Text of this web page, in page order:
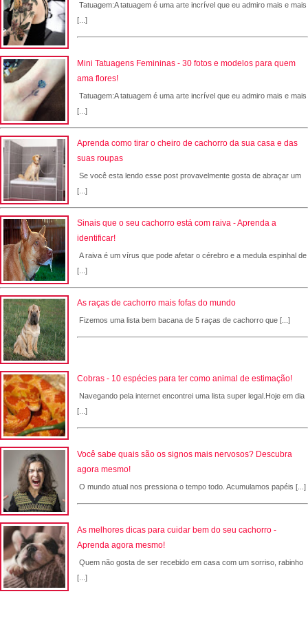
Tatuagem:A tatuagem é uma arte incrível que eu admiro mais e mais
[...]
Mini Tatuagens Femininas - 30 fotos e modelos para quem
ama flores!
Tatuagem:A tatuagem é uma arte incrível que eu admiro mais e mais
[...]
Aprenda como tirar o cheiro de cachorro da sua casa e das
suas roupas
Se você esta lendo esse post provavelmente gosta de abraçar um
[...]
Sinais que o seu cachorro está com raiva - Aprenda a
identificar!
A raiva é um vírus que pode afetar o cérebro e a medula espinhal de
[...]
As raças de cachorro mais fofas do mundo
Fizemos uma lista bem bacana de 5 raças de cachorro que [...]
Cobras - 10 espécies para ter como animal de estimação!
Navegando pela internet encontrei uma lista super legal.Hoje em dia
[...]
Você sabe quais são os signos mais nervosos? Descubra
agora mesmo!
O mundo atual nos pressiona o tempo todo. Acumulamos papéis [...]
As melhores dicas para cuidar bem do seu cachorro -
Aprenda agora mesmo!
Quem não gosta de ser recebido em casa com um sorriso, rabinho
[...]